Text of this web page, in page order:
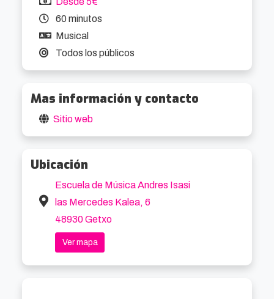
grandes clásicos te espera. ¡No faltes!
60 minutos
Musical
Todos los públicos
Mas información y contacto
Sitio web
Ubicación
Escuela de Música Andres Isasi
las Mercedes Kalea, 6
48930 Getxo
Ver mapa